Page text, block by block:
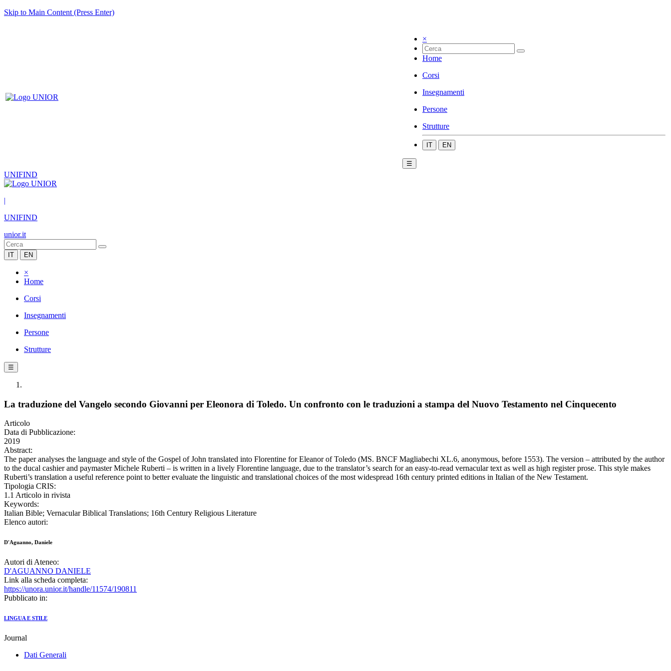
Skip to Main Content (Press Enter)
×
Home
Corsi
Insegnamenti
Persone
Strutture
IT EN
☰
UNIFIND
|
UNIFIND
unior.it
IT EN
×
Home
Corsi
Insegnamenti
Persone
Strutture
☰
La traduzione del Vangelo secondo Giovanni per Eleonora di Toledo. Un confronto con le traduzioni a stampa del Nuovo Testamento nel Cinquecento
Articolo
Data di Pubblicazione:
2019
Abstract:
The paper analyses the language and style of the Gospel of John translated into Florentine for Eleanor of Toledo (MS. BNCF Magliabechi XL.6, anonymous, before 1553). The version – attributed by the author
to the ducal cashier and paymaster Michele Ruberti – is written in a lively Florentine language, due to the translator’s search for an easy-to-read vernacular text as well as high register prose. This style makes
Ruberti’s translation a useful reference point to better evaluate the linguistic and translational choices of the most widespread 16th century printed editions in Italian of the New Testament.
Tipologia CRIS:
1.1 Articolo in rivista
Keywords:
Italian Bible; Vernacular Biblical Translations; 16th Century Religious Literature
Elenco autori:
D'Aguanno, Daniele
Autori di Ateneo:
D'AGUANNO DANIELE
Link alla scheda completa:
https://unora.unior.it/handle/11574/190811
Pubblicato in:
LINGUA E STILE
Journal
Dati Generali